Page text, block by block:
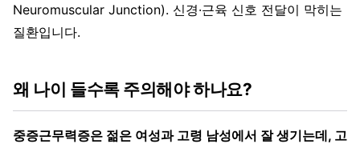
Neuromuscular Junction). 신경·근육 신호 전달이 막히는
질환입니다.
왜 나이 들수록 주의해야 하나요?
중증근무력증은 젊은 여성과 고령 남성에서 잘 생기는데, 고